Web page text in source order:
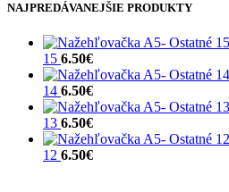
NAJPREDÁVANEJŠIE PRODUKTY
15 6.50€
14 6.50€
13 6.50€
12 6.50€